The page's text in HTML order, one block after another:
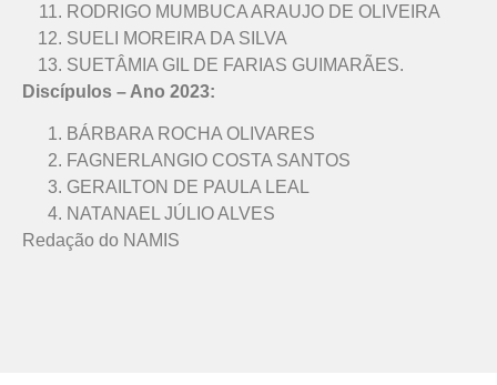
RODRIGO MUMBUCA ARAUJO DE OLIVEIRA
SUELI MOREIRA DA SILVA
SUETÂMIA GIL DE FARIAS GUIMARÃES.
Discípulos – Ano 2023:
BÁRBARA ROCHA OLIVARES
FAGNERLANGIO COSTA SANTOS
GERAILTON DE PAULA LEAL
NATANAEL JÚLIO ALVES
Redação do NAMIS